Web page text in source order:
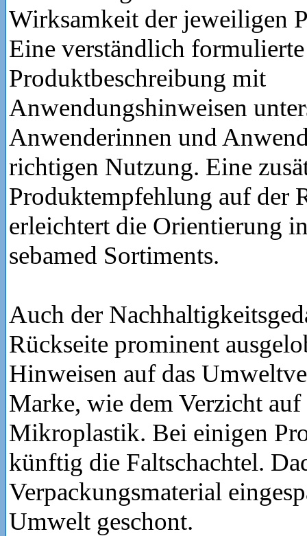
Wirksamkeit der jeweiligen
Eine verständlich formulierte
Produktbeschreibung mit
Anwendungshinweisen
Anwenderinnen und
richtigen Nutzung. Eine
Produktempfehlung auf der
erleichtert die Orientierung
sebamed Sortiments.
Auch der
Rückseite prominent
Hinweisen auf das
Marke, wie dem Verzicht
Mikroplastik. Bei einigen
künftig die Faltschachtel.
Verpackungsmaterial
Umwelt geschont.